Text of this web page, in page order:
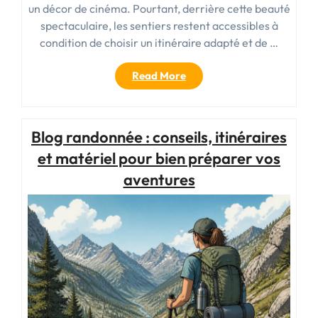
un décor de cinéma. Pourtant, derrière cette beauté
spectaculaire, les sentiers restent accessibles à
condition de choisir un itinéraire adapté et de …
Read More« Randonnée
Dolomite
plus
beaux
itinéraires
à
dans
les
Dolomites »
Blog randonnée : conseils, itinéraires
et matériel pour bien préparer vos
aventures